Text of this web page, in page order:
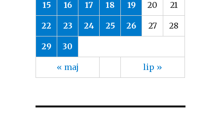
« maj lip »
15 16 17 18 19 20 21
22 23 24 25 26 27 28
29 30